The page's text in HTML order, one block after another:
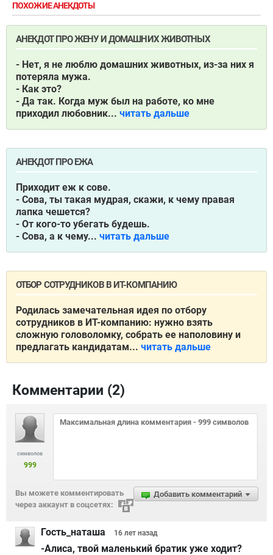
ПОХОЖИЕ АНЕКДОТЫ
АНЕКДОТ ПРО ЖЕНУ И ДОМАШНИХ ЖИВОТНЫХ
- Нет, я не люблю домашних животных, из-за них я
потеряла мужа.
- Как это?
- Да так. Когда муж был на работе, ко мне
приходил любовник... читать дальше
АНЕКДОТ ПРО ЕЖА
Приходит еж к сове.
- Сова, ты такая мудрая, скажи, к чему правая
лапка чешется?
- От кого-то убегать будешь.
- Сова, а к чему... читать дальше
ОТБОР СОТРУДНИКОВ В ИТ-КОМПАНИЮ
Родилась замечательная идея по отбору
сотрудников в ИТ-компанию: нужно взять
сложную головоломку, собрать ее наполовину и
предлагать кандидатам... читать дальше
Комментарии (2)
символов
999
Добавить комментарий
Вы можете комментировать
через аккаунт в соцсетях:
Гость_наташа 16 лет назад
-Алиса, твой маленький братик уже ходит?